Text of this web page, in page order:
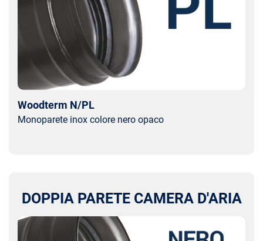
Woodterm N/PL
Monoparete inox colore nero opaco
DOPPIA PARETE CAMERA D'ARIA